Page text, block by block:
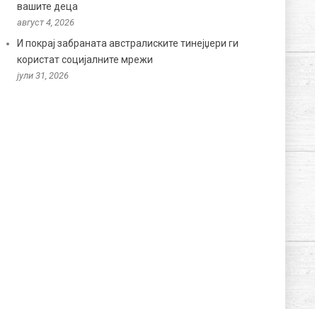
вашите деца
август 4, 2026
И покрај забраната австралиските тинејџери ги
користат социјалните мрежи
јули 31, 2026